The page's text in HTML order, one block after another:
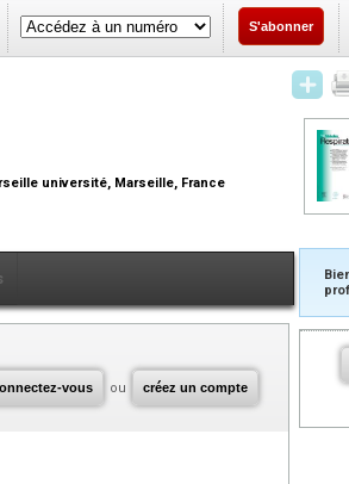
S'abonner
université, Marseille, France
vous ou créez un compte